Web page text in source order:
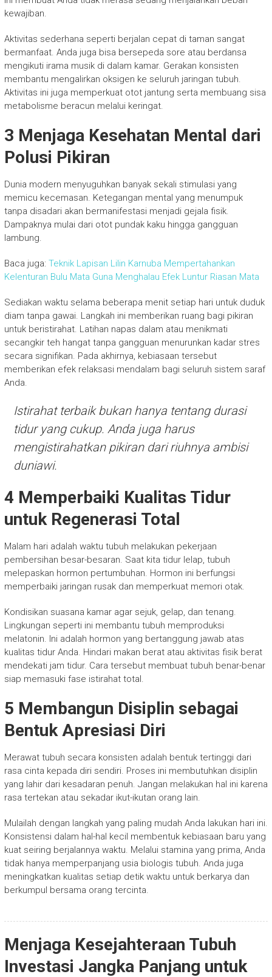
kewajiban.
Aktivitas sederhana seperti berjalan cepat di taman sangat
bermanfaat. Anda juga bisa bersepeda sore atau berdansa
mengikuti irama musik di dalam kamar. Gerakan konsisten
membantu mengalirkan oksigen ke seluruh jaringan tubuh.
Aktivitas ini juga memperkuat otot jantung serta membuang sisa
metabolisme beracun melalui keringat.
3 Menjaga Kesehatan Mental dari
Polusi Pikiran
Dunia modern menyuguhkan banyak sekali stimulasi yang
memicu kecemasan. Ketegangan mental yang menumpuk
tanpa disadari akan bermanifestasi menjadi gejala fisik.
Dampaknya mulai dari otot pundak kaku hingga gangguan
lambung.
Baca juga: Teknik Lapisan Lilin Karnuba Mempertahankan
Kelenturan Bulu Mata Guna Menghalau Efek Luntur Riasan Mata
Sediakan waktu selama beberapa menit setiap hari untuk duduk
diam tanpa gawai. Langkah ini memberikan ruang bagi pikiran
untuk beristirahat. Latihan napas dalam atau menikmati
secangkir teh hangat tanpa gangguan menurunkan kadar stres
secara signifikan. Pada akhirnya, kebiasaan tersebut
memberikan efek relaksasi mendalam bagi seluruh sistem saraf
Anda.
Istirahat terbaik bukan hanya tentang durasi
tidur yang cukup. Anda juga harus
mengistirahatkan pikiran dari riuhnya ambisi
duniawi.
4 Memperbaiki Kualitas Tidur
untuk Regenerasi Total
Malam hari adalah waktu tubuh melakukan pekerjaan
pembersihan besar-besaran. Saat kita tidur lelap, tubuh
melepaskan hormon pertumbuhan. Hormon ini berfungsi
memperbaiki jaringan rusak dan memperkuat memori otak.
Kondisikan suasana kamar agar sejuk, gelap, dan tenang.
Lingkungan seperti ini membantu tubuh memproduksi
melatonin. Ini adalah hormon yang bertanggung jawab atas
kualitas tidur Anda. Hindari makan berat atau aktivitas fisik berat
mendekati jam tidur. Cara tersebut membuat tubuh benar-benar
siap memasuki fase istirahat total.
5 Membangun Disiplin sebagai
Bentuk Apresiasi Diri
Merawat tubuh secara konsisten adalah bentuk tertinggi dari
rasa cinta kepada diri sendiri. Proses ini membutuhkan disiplin
yang lahir dari kesadaran penuh. Jangan melakukan hal ini karena
rasa tertekan atau sekadar ikut-ikutan orang lain.
Mulailah dengan langkah yang paling mudah Anda lakukan hari ini.
Konsistensi dalam hal-hal kecil membentuk kebiasaan baru yang
kuat seiring berjalannya waktu. Melalui stamina yang prima, Anda
tidak hanya memperpanjang usia biologis tubuh. Anda juga
meningkatkan kualitas setiap detik waktu untuk berkarya dan
berkumpul bersama orang tercinta.
Menjaga Kesejahteraan Tubuh
Investasi Jangka Panjang untuk